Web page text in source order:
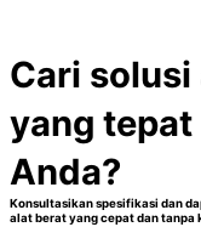
Cari
yang
Anda?
Konsultasikan spesifikasi dan
alat berat yang cepat dan tanpa